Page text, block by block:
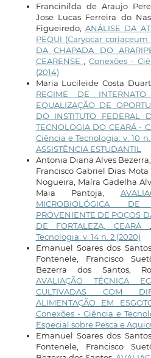
Francinilda de Araujo
Jose Lucas Ferreira do
Figueiredo, ANÁLISE DA
PEQUI (Caryocar
DA CHAPADA DO
CEARENSE
,Conexões -
(2014)
Maria Lucileide Costa
REGIME DE
EQUALIZAÇÃO DE
DO INSTITUTO FEDERAL
TECNOLOGIA DO CEARÁ -
Ciência e Tecnologia: v. 10 n.
ASSISTÊNCIA ESTUDANTIL
Antonia Diana Alves
Francisco Gabriel Dias
Nogueira, Maíra Gadelha
Maia Pantoja,
MICROBIOLÓGICA DE
PROVENIENTE DE POÇOS
DE FORTALEZA, CEARÁ
Tecnologia: v. 14 n. 2 (2020)
Emanuel Soares dos
Fontenele, Francisco
Bezerra dos Santos,
AVALIAÇÃO TÉCNICA
CULTIVADAS COM
ALIMENTAÇÃO EM
Conexões - Ciência e
Especial sobre Pesca e
Emanuel Soares dos
Fontenele, Francisco